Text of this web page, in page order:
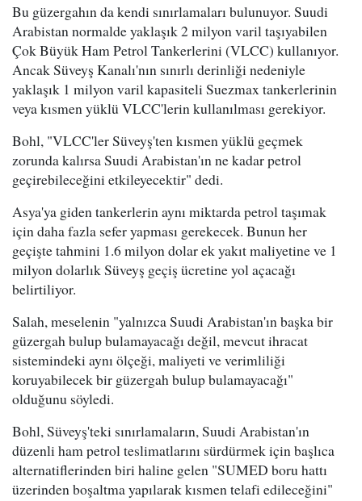
Bu güzergahın da kendi sınırlamaları bulunuyor. Suudi
Arabistan normalde yaklaşık 2 milyon varil taşıyabilen
Çok Büyük Ham Petrol Tankerlerini (VLCC) kullanıyor.
Ancak Süveyş Kanalı'nın sınırlı derinliği nedeniyle
yaklaşık 1 milyon varil kapasiteli Suezmax tankerlerinin
veya kısmen yüklü VLCC'lerin kullanılması gerekiyor.
Bohl, "VLCC'ler Süveyş'ten kısmen yüklü geçmek
zorunda kalırsa Suudi Arabistan'ın ne kadar petrol
geçirebileceğini etkileyecektir" dedi.
Asya'ya giden tankerlerin aynı miktarda petrol taşımak
için daha fazla sefer yapması gerekecek. Bunun her
geçişte tahmini 1.6 milyon dolar ek yakıt maliyetine ve 1
milyon dolarlık Süveyş geçiş ücretine yol açacağı
belirtiliyor.
Salah, meselenin "yalnızca Suudi Arabistan'ın başka bir
güzergah bulup bulamayacağı değil, mevcut ihracat
sistemindeki aynı ölçeği, maliyeti ve verimliliği
koruyabilecek bir güzergah bulup bulamayacağı"
olduğunu söyledi.
Bohl, Süveyş'teki sınırlamaların, Suudi Arabistan'ın
düzenli ham petrol teslimatlarını sürdürmek için başlıca
alternatiflerinden biri haline gelen "SUMED boru hattı
üzerinden boşaltma yapılarak kısmen telafi edileceğini"